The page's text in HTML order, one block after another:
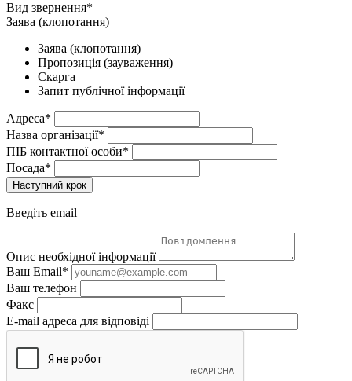
Вид звернення*
Заява (клопотання)
Заява (клопотання)
Пропозиція (зауваження)
Скарга
Запит публічної інформації
Адреса*
Назва організації*
ПІБ контактної особи*
Посада*
Наступний крок
Введіть email
Опис необхідної інформації
Ваш Email*
Ваш телефон
Факс
E-mail адреса для відповіді